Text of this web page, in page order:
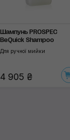
Шампунь PROSPEC
BeQuick Shampoo
Для ручної мийки
4 905 ₴